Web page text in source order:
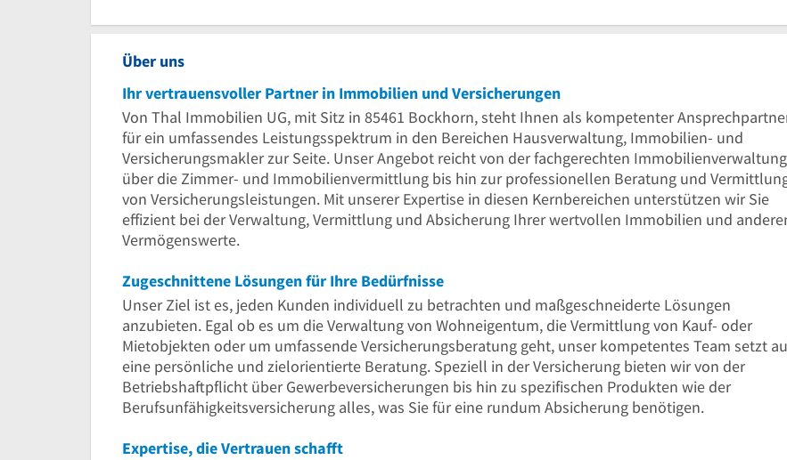
Über uns
Ihr vertrauensvoller Partner in Immobilien und Versicherungen
Von Thal Immobilien UG, mit Sitz in 85461 Bockhorn, steht Ihnen als kompetenter
für ein umfassendes Leistungsspektrum in den Bereichen Hausverwaltung, Immobilien- und
Versicherungsmakler zur Seite. Unser Angebot reicht von der fachgerechten
über die Zimmer- und Immobilienvermittlung bis hin zur professionellen Beratung und
von Versicherungsleistungen. Mit unserer Expertise in diesen Kernbereichen unterstützen wir Sie
effizient bei der Verwaltung, Vermittlung und Absicherung Ihrer wertvollen Immobilien und
Vermögenswerte.
Zugeschnittene Lösungen für Ihre Bedürfnisse
Unser Ziel ist es, jeden Kunden individuell zu betrachten und maßgeschneiderte Lösungen
anzubieten. Egal ob es um die Verwaltung von Wohneigentum, die Vermittlung von Kauf- oder
Mietobjekten oder um umfassende Versicherungsberatung geht, unser kompetentes Team setzt
eine persönliche und zielorientierte Beratung. Speziell in der Versicherung bieten wir von der
Betriebshaftpflicht über Gewerbeversicherungen bis hin zu spezifischen Produkten wie der
Berufsunfähigkeitsversicherung alles, was Sie für eine rundum Absicherung benötigen.
Expertise, die Vertrauen schafft